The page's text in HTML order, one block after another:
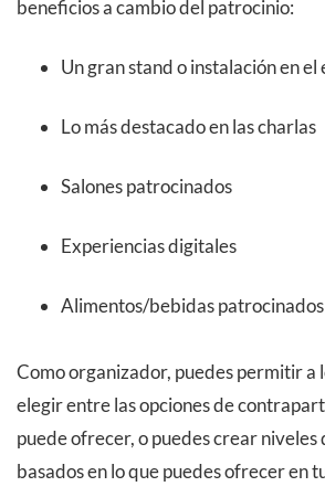
beneficios a cambio del patrocinio:
Un gran stand o instalación en el
Lo más destacado en las charlas
Salones patrocinados
Experiencias digitales
Alimentos/bebidas patrocinados
Como organizador, puedes permitir a
elegir entre las opciones de
puede ofrecer, o puedes crear
basados en lo que puedes ofrecer en